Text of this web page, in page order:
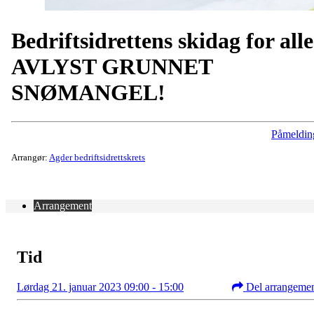
Bedriftsidrettens skidag for
AVLYST GRUNNET
SNØMANGEL!
Arrangør: Agder bedriftsidrettskrets
Arrangement
Tid
Lørdag 21. januar 2023 09:00 - 15:00 Del